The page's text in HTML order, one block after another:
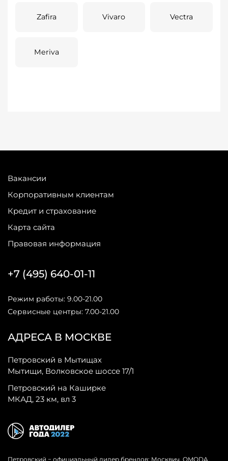
Zafira Vivaro Vectra
Meriva
Вакансии
Корпоративным клиентам
Кредит и страхование
Карта сайта
Правовая информация
АДРЕСА В МОСКВЕ
Петровский в Мытищах
Мытищи, Волковское шоссе 17/1
Петровский на Каширке
МКАД, 23 км, вл 3
+7 (495) 640-01-11
Режим работы: 9.00-21.00
Сервисные центры: 7.00-21.00
Петровский − официальный дилер брендов: Москвич, OMODA,